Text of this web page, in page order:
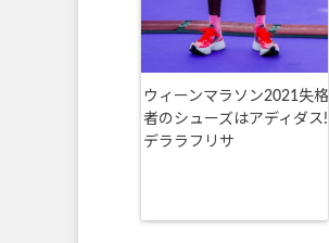
ウィーンマラソン2021失格
者のシューズはアディダス!
デララフリサ